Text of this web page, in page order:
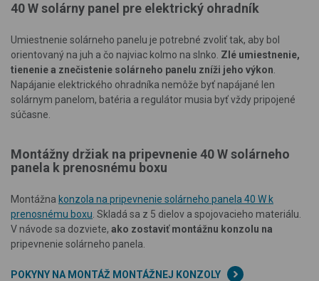
40 W solárny panel pre elektrický ohradník
Umiestnenie solárneho panelu je potrebné zvoliť tak, aby bol
orientovaný na juh a čo najviac kolmo na slnko. Zlé umiestnenie,
tienenie a znečistenie solárneho panelu zníži jeho výkon
Napájanie elektrického ohradníka nemôže byť napájané len
solárnym panelom, batéria a regulátor musia byť vždy pripojené
súčasne.
Montážny držiak na pripevnenie 40 W solárneho
panela k prenosnému boxu
Montážna konzola na pripevnenie solárneho panela 40 W k
prenosnému boxu . Skladá sa z 5 dielov a spojovacieho materiálu.
V návode sa dozviete, ako zostaviť montážnu konzolu na
pripevnenie solárneho panela.
POKYNY NA MONTÁŽ MONTÁŽNEJ KONZOLY